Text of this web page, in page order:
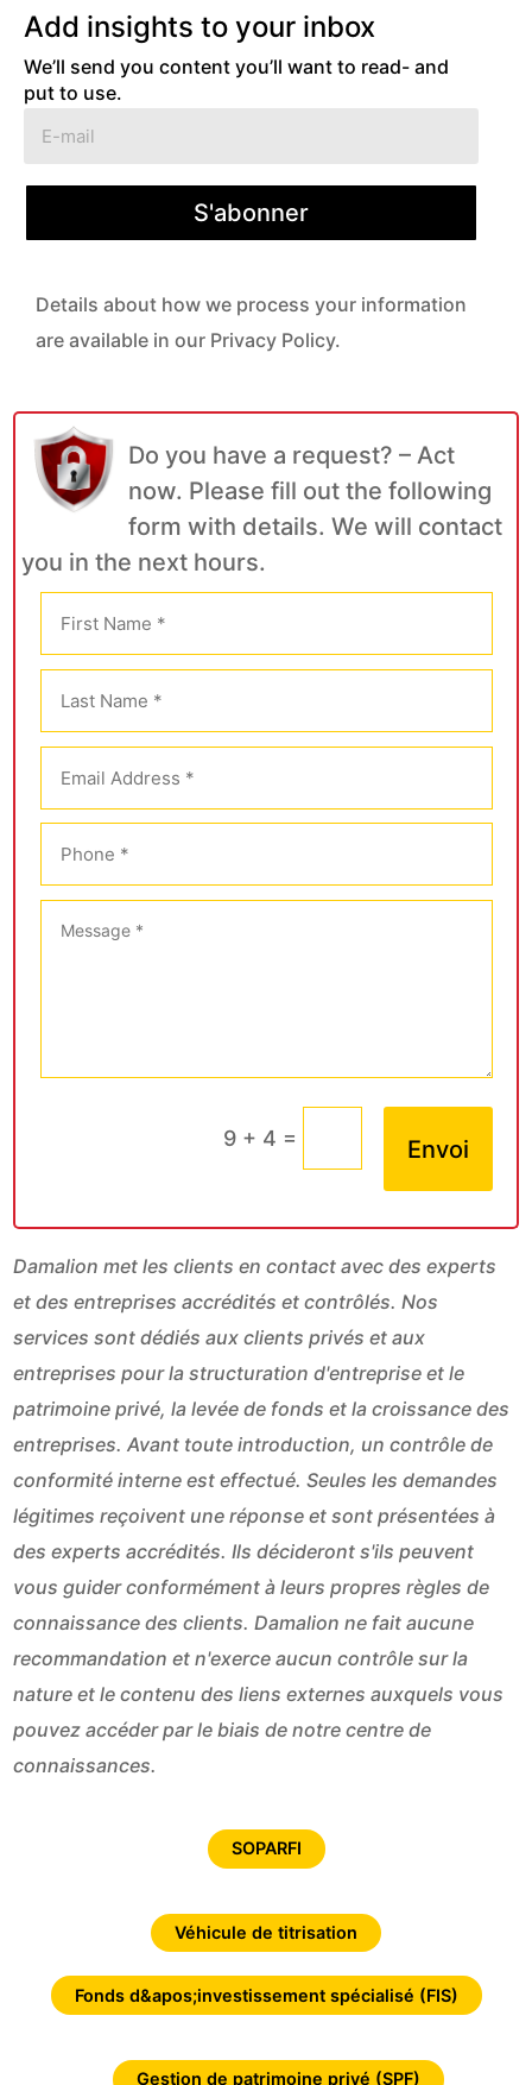
Add insights to your inbox
We’ll send you content you’ll want to read- and
put to use.
S'abonner
Details about how we process your information
are available in our Privacy Policy.
Do you have a request? – Act
now. Please fill out the following
form with details. We will contact
you in the next hours.
9 + 4 = Envoi
Damalion met les clients en contact avec des experts
et des entreprises accrédités et contrôlés. Nos
services sont dédiés aux clients privés et aux
entreprises pour la structuration d'entreprise et le
patrimoine privé, la levée de fonds et la croissance des
entreprises. Avant toute introduction, un contrôle de
conformité interne est effectué. Seules les demandes
légitimes reçoivent une réponse et sont présentées à
des experts accrédités. Ils décideront s'ils peuvent
vous guider conformément à leurs propres règles de
connaissance des clients. Damalion ne fait aucune
recommandation et n'exerce aucun contrôle sur la
nature et le contenu des liens externes auxquels vous
pouvez accéder par le biais de notre centre de
connaissances.
SOPARFI
Véhicule de titrisation
Fonds d&apos;investissement spécialisé (FIS)
Gestion de patrimoine privé (SPF)